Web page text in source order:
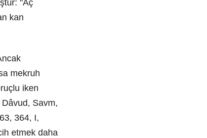
"Aç
kan
mekruh
iken
Savm,
364, I,
etmek daha